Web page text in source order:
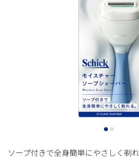
ソープ付きで全身簡単にやさしく剃